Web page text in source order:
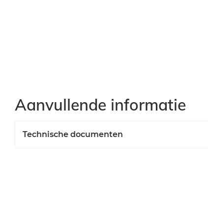
Aanvullende informatie
Technische documenten